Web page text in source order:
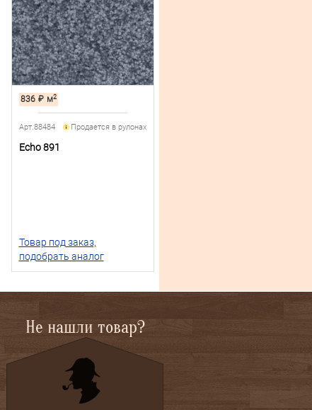
836 ₽ м2
Арт.88484 Продается в рулонах
Echo 891
Товар под заказ,
подобрать аналог
Не нашли товар?